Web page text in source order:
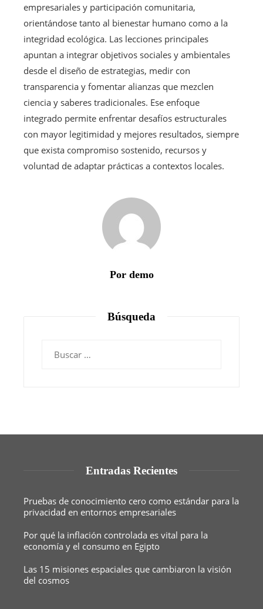
empresariales y participación comunitaria,
orientándose tanto al bienestar humano como a la
integridad ecológica. Las lecciones principales
apuntan a integrar objetivos sociales y ambientales
desde el diseño de estrategias, medir con
transparencia y fomentar alianzas que mezclen
ciencia y saberes tradicionales. Ese enfoque
integrado permite enfrentar desafíos estructurales
con mayor legitimidad y mejores resultados, siempre
que exista compromiso sostenido, recursos y
voluntad de adaptar prácticas a contextos locales.
Por demo
Búsqueda
Entradas Recientes
Pruebas de conocimiento cero como estándar para la
privacidad en entornos empresariales
Por qué la inflación controlada es vital para la
economía y el consumo en Egipto
Las 15 misiones espaciales que cambiaron la visión
del cosmos